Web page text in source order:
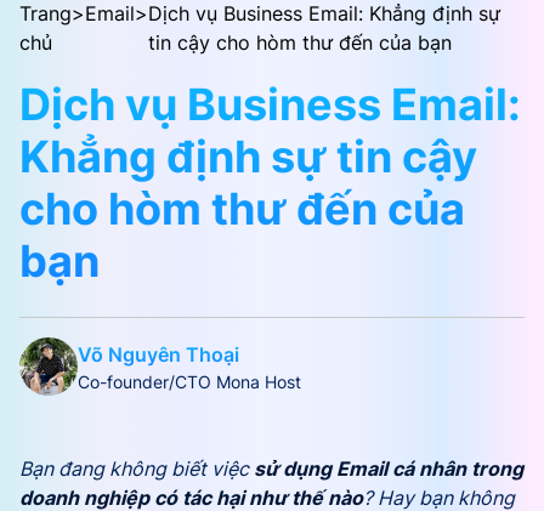
Trang
chủ
>Email>Dịch vụ Business Email: Khẳng định sự
tin cậy cho hòm thư đến của bạn
Dịch vụ Business Email:
Khẳng định sự tin cậy
cho hòm thư đến của
bạn
Võ Nguyên Thoại
Co-founder/CTO Mona Host
Bạn đang không biết việc sử dụng Email cá nhân trong
doanh nghiệp có tác hại như thế nào? Hay bạn không